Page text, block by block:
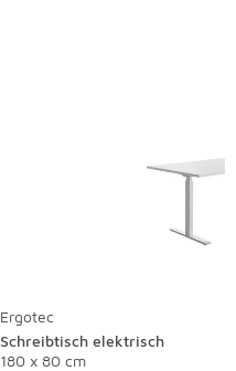
Ergotec
Schreibtisch elektrisch
180 x 80 cm